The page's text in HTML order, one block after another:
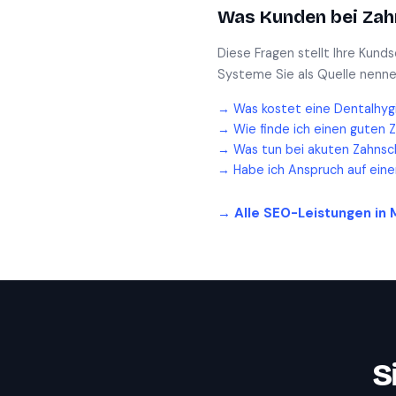
Was Kunden bei
Diese Fragen stellt Ihre
Systeme Sie als Quelle
→ Was kostet eine
→ Wie finde ich einen guten
→ Was tun bei akuten
→ Habe ich Anspruch auf
→ Alle SEO-Leistungen in